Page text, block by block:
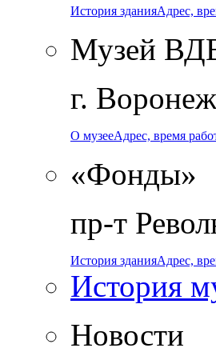
История зданияАдрес,
Музей
г.
О музееАдрес, время
«Фонды»
пр-т
История зданияАдрес,
История
Новости